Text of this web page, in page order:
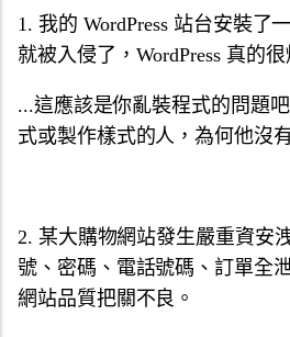
1. 我的 WordPress 站台安裝了
就被入侵了，WordPress 真的
...這應該是你亂裝程式的問題
式或製作樣式的人，為何他沒
2. 某大購物網站發生嚴重資安
號、密碼、電話號碼、訂單全
網站品質把關不良。